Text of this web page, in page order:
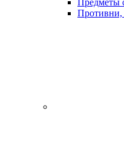
Предметы
Противни,